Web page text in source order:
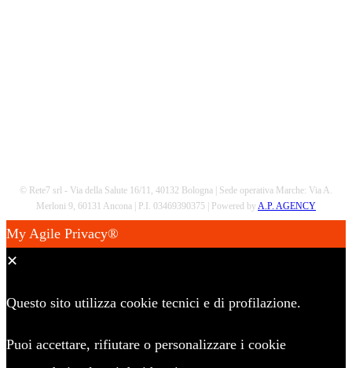
© Rete7 srl - Via della Salute 16/11, 40132 Bologna | Sede operativa Marche: Via A.
Merloni 9, 60131 Ancona | P.I. 03469390375 | Powered byA.P. AGENCY
My Agile Privacy®
✕
Questo sito utilizza cookie tecnici e di profilazione.
Puoi accettare, rifiutare o personalizzare i cookie